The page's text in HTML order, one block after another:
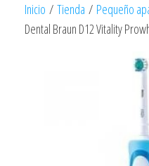
Inicio / Tienda / Pequeño
Dental Braun D12 Vitality